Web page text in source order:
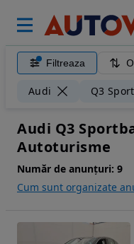
Filtreaza
Audi Q3
Audi Q3
Autoturisme
Număr de anunțuri: 9
Cum sunt organizate